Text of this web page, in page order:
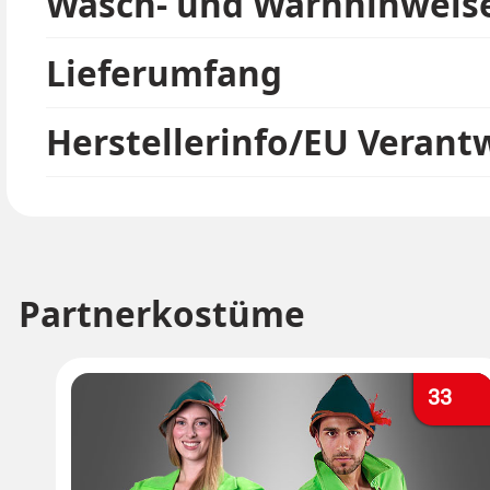
Lieferumfang
Herstellerinfo/EU
Partnerkostüme
33